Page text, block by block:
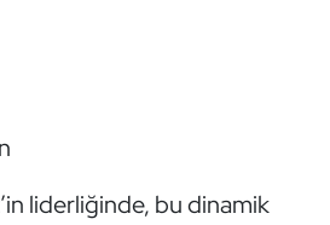
liderliğinde, bu dinamik